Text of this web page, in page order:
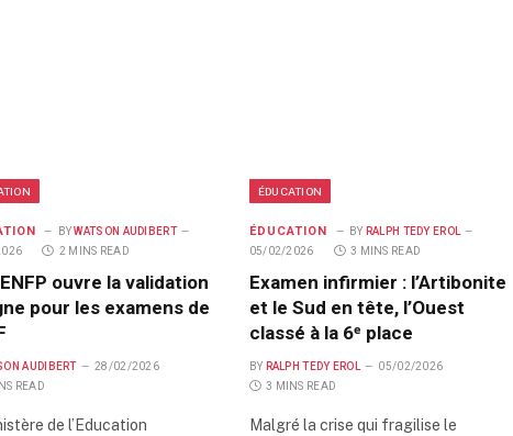
BY WATSON AUDIBERT
2 MINS READ
ouvre la validation
pour les examens de
AUDIBERT
28/02/2026
READ
de l’Education
ÉDUCATION
ÉDUCATION BY RALPH TEDY EROL
05/02/2026
3 MINS READ
Examen infirmier : l’Artibonite
et le Sud en tête, l’Ouest
classé à la 6ᵉ place
BY RALPH TEDY EROL
05/02/2026
3 MINS READ
Malgré la crise qui fragilise le